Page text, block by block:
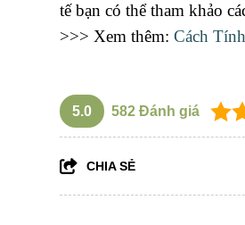
tế bạn có thể tham khảo
>>> Xem thêm: Cách
5.0 582 Đánh giá
CHIA SẺ